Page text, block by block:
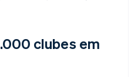
clubes em